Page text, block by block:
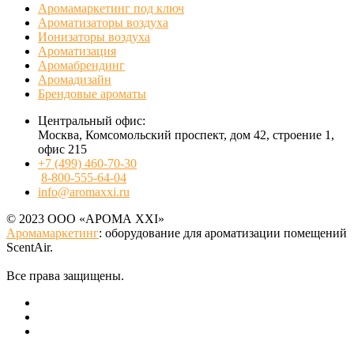
Аромамаркетинг под ключ
Ароматизаторы воздуха
Ионизаторы воздуха
Ароматизация
Аромабрендинг
Аромадизайн
Брендовые ароматы
Центральный офис:
Москва, Комсомольский проспект, дом 42, строение 1,
офис 215
+7 (499) 460-70-30
8-800-555-64-04
info@aromaxxi.ru
© 2023 ООО «АРОМА XXI»
Аромамаркетинг: оборудование для ароматизации помещений
ScentAir.
Все права защищены.